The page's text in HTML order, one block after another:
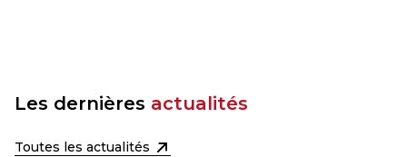
Les dernières actualités
Toutes les actualités